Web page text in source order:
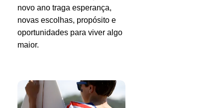
novo ano traga esperança,
novas escolhas, propósito e
oportunidades para viver algo
maior.
Ano
Novo,